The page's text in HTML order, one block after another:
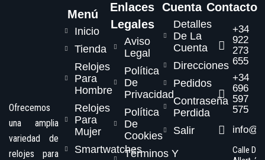
Ofrecemos
una amplia
variedad de
relojes para
Menú
Inicio
Tienda
Relojes
Para
Hombre
Relojes
Para
Mujer
Smartwatches
Enlaces
Legales
Aviso
Legal
Política
De
Privacidad
Política
De
Cookies
Términos Y
Cuenta
Detalles
De La
Cuenta
Direcciones
Pedidos
Contraseña
Perdida
Salir
Contacto
+34
922
273
655
+34
696
597
575
Calle Dr.